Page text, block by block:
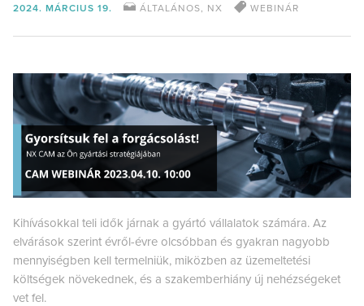
2024. MÁRCIUS 19. ÁLTALÁNOS, NX WEBINÁR
Kihívásokkal teli idők járnak a gyártó vállalatok számára. Az
elvárások szerint évről-évre olcsóbban és gyakran nagyobb
mennyiségben kell termelniük, miközben az üzemeltetési
költségek növekednek, és a szakemberhiány új nehézségeket
vet fel.